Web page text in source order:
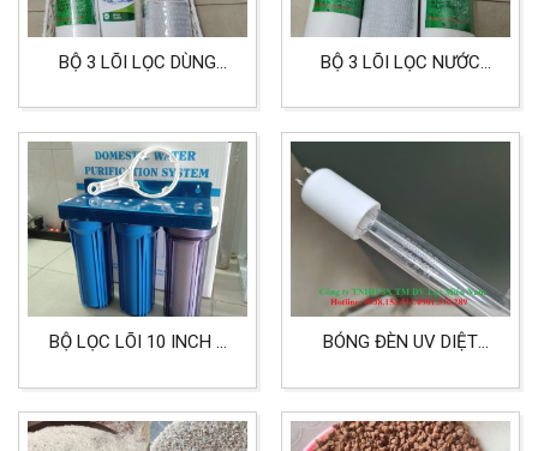
BỘ 3 LÕI LỌC DÙNG
HOẠT NHIỄM PHÈN
BỘ 3 LÕI LỌC NƯỚC
DÙNG CHO SINH HOẠT
GIA ĐÌNH
BỘ LỌC LÕI 10 INCH 3
NƯỚC SINH HOẠT
BÓNG ĐÈN UV DIỆT